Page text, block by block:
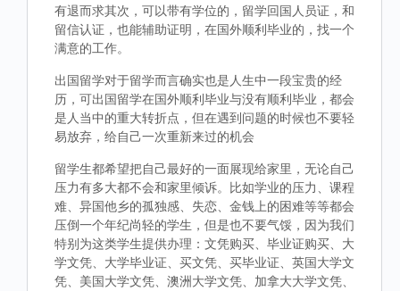
有退而求其次，可以带有学位的，留学回国人员证，和
留信认证，也能辅助证明，在国外顺利毕业的，找一个
满意的工作。
出国留学对于留学而言确实也是人生中一段宝贵的经
历，可出国留学在国外顺利毕业与没有顺利毕业，都会
是人当中的重大转折点，但在遇到问题的时候也不要轻
易放弃，给自己一次重新来过的机会
留学生都希望把自己最好的一面展现给家里，无论自己
压力有多大都不会和家里倾诉。比如学业的压力、课程
难、异国他乡的孤独感、失恋、金钱上的困难等等都会
压倒一个年纪尚轻的学生，但是也不要气馁，因为我们
特别为这类学生提供办理：文凭购买、毕业证购买、大
学文凭、大学毕业证、买文凭、买毕业证、英国大学文
凭、美国大学文凭、澳洲大学文凭、加拿大大学文凭、